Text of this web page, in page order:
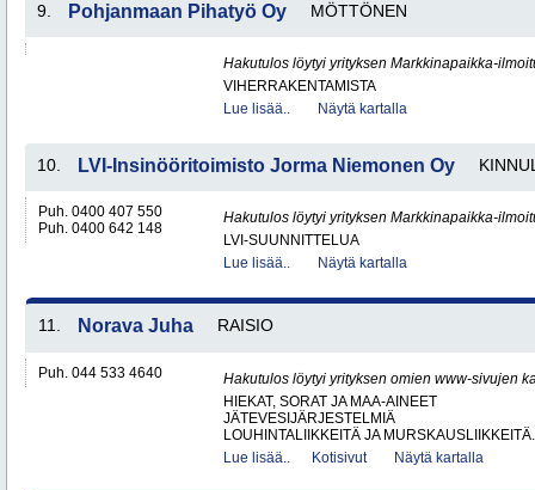
9. Pohjanmaan Pihatyö Oy MÖTTÖNEN
Hakutulos löytyi yrityksen Markkinapaikka-
VIHERRAKENTAMISTA
Lue lisää..
Näytä kartalla
10. LVI-Insinööritoimisto Jorma Niemonen Oy
Puh. 0400 407 550
Puh. 0400 642 148
Hakutulos löytyi yrityksen Markkinapaikka-
LVI-SUUNNITTELUA
Lue lisää..
Näytä kartalla
11. Norava Juha RAISIO
Puh. 044 533 4640
Hakutulos löytyi yrityksen omien www-sivujen
HIEKAT, SORAT JA MAA-AINEET
JÄTEVESIJÄRJESTELMIÄ
LOUHINTALIIKKEITÄ JA
Lue lisää..
Kotisivut Näytä kartalla